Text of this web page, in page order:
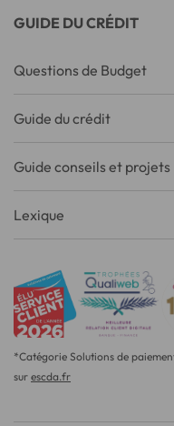
GUIDE DU CRÉDIT
Questions de Budget
Guide du crédit
Guide conseils et projets
Lexique
*Catégorie Solutions de
sur escda.fr